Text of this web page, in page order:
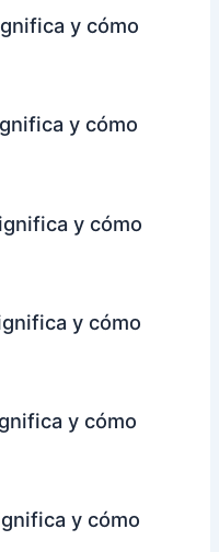
y cómo
y cómo
y cómo
y cómo
y cómo
y cómo